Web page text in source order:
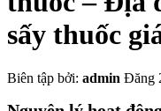
sấy thuốc
Biên tập bởi: admin Đăng